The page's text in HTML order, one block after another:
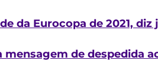
da Eurocopa de 2021, diz
de despedida